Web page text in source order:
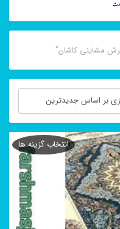
مشاینی کاشان”
انتخاب گزینه ها